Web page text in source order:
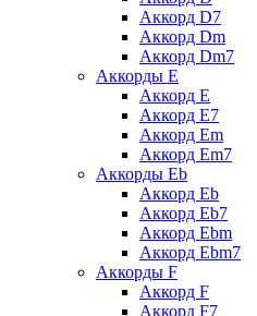
Аккорд D7
Аккорд Dm
Аккорд Dm7
Аккорды E
Аккорд E
Аккорд E7
Аккорд Em
Аккорд Em7
Аккорды Eb
Аккорд Eb
Аккорд Eb7
Аккорд Ebm
Аккорд Ebm7
Аккорды F
Аккорд F
Аккорд F7